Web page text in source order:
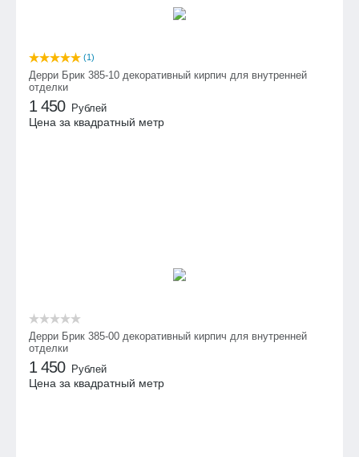
(1)
Дерри Брик 385-10 декоративный кирпич для внутренней
отделки
1 450 Рублей
Цена за квадратный метр
Дерри Брик 385-00 декоративный кирпич для внутренней
отделки
1 450 Рублей
Цена за квадратный метр